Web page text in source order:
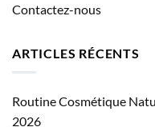
Contactez-nous
ARTICLES RÉCENTS
Routine Cosmétique
2026